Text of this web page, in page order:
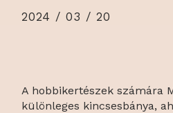
2024 / 03 / 20
A hobbikertészek számára
különleges kincsesbánya,